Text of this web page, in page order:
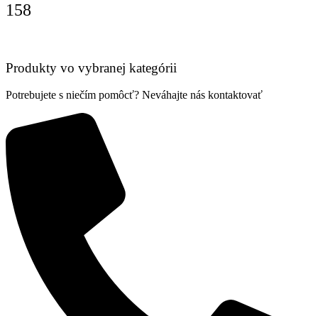
158
Produkty vo vybranej kategórii
Potrebujete s niečím pomôcť? Neváhajte nás kontaktovať